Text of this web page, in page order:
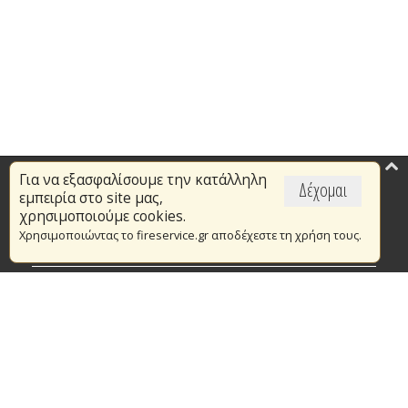
Δέχομαι
Για να εξασφαλίσουμε την κατάλληλη
εμπειρία στο site μας,
χρησιμοποιούμε cookies.
Χρησιμοποιώντας το fireservice.gr αποδέχεστε τη χρήση τους.
Επικαιρότητα
Το Πυροσβεστικό Σώμα